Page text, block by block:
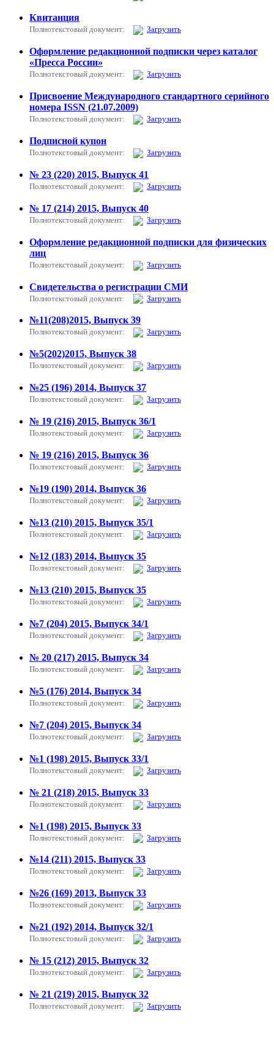
Квитанция
Полнотекстовый документ: Загрузить
Оформление редакционной подписки через каталог
«Пресса России»
Полнотекстовый документ: Загрузить
Присвоение Международного стандартного серийного
номера ISSN (21.07.2009)
Полнотекстовый документ: Загрузить
Подписной купон
Полнотекстовый документ: Загрузить
№ 23 (220) 2015, Выпуск 41
Полнотекстовый документ: Загрузить
№ 17 (214) 2015, Выпуск 40
Полнотекстовый документ: Загрузить
Оформление редакционной подписки для физических
лиц
Полнотекстовый документ: Загрузить
Свидетельства о регистрации СМИ
Полнотекстовый документ: Загрузить
№11(208)2015, Выпуск 39
Полнотекстовый документ: Загрузить
№5(202)2015, Выпуск 38
Полнотекстовый документ: Загрузить
№25 (196) 2014, Выпуск 37
Полнотекстовый документ: Загрузить
№ 19 (216) 2015, Выпуск 36/1
Полнотекстовый документ: Загрузить
№ 19 (216) 2015, Выпуск 36
Полнотекстовый документ: Загрузить
№19 (190) 2014, Выпуск 36
Полнотекстовый документ: Загрузить
№13 (210) 2015, Выпуск 35/1
Полнотекстовый документ: Загрузить
№12 (183) 2014, Выпуск 35
Полнотекстовый документ: Загрузить
№13 (210) 2015, Выпуск 35
Полнотекстовый документ: Загрузить
№7 (204) 2015, Выпуск 34/1
Полнотекстовый документ: Загрузить
№ 20 (217) 2015, Выпуск 34
Полнотекстовый документ: Загрузить
№5 (176) 2014, Выпуск 34
Полнотекстовый документ: Загрузить
№7 (204) 2015, Выпуск 34
Полнотекстовый документ: Загрузить
№1 (198) 2015, Выпуск 33/1
Полнотекстовый документ: Загрузить
№ 21 (218) 2015, Выпуск 33
Полнотекстовый документ: Загрузить
№1 (198) 2015, Выпуск 33
Полнотекстовый документ: Загрузить
№14 (211) 2015, Выпуск 33
Полнотекстовый документ: Загрузить
№26 (169) 2013, Выпуск 33
Полнотекстовый документ: Загрузить
№21 (192) 2014, Выпуск 32/1
Полнотекстовый документ: Загрузить
№ 15 (212) 2015, Выпуск 32
Полнотекстовый документ: Загрузить
№ 21 (219) 2015, Выпуск 32
Полнотекстовый документ: Загрузить